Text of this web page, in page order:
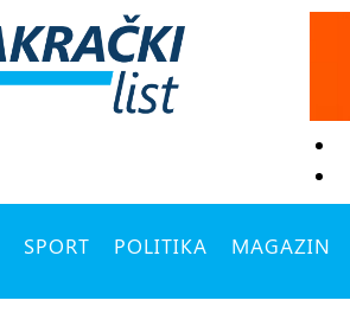
SPORT POLITIKA MAGAZIN